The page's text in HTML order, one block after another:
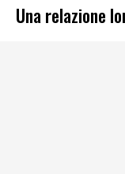
Una relazione